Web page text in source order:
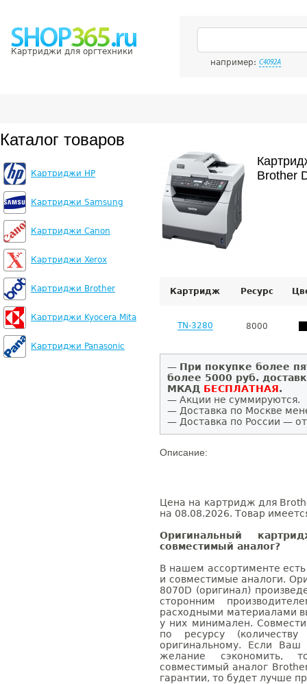
Картриджи для оргтехники
например: C4092A
Каталог товаров
Картриджи HP
Картриджи Samsung
Картриджи Canon
Картриджи Xerox
Картриджи Brother
Картриджи Kyocera Mita
Картриджи Panasonic
Brother
Картридж Ресурс
TN-3280 8000
— При покупке более
более 5000 руб.
МКАД БЕСПЛАТНАЯ.
— Акции не суммируются.
— Доставка по Москве
— Доставка по России —
Описание:
Цена на картридж для
на 08.08.2026. Товар
Оригинальный
совместимый аналог?
В нашем ассортименте
и совместимые аналоги.
8070D (оригинал)
сторонним
расходными материалами
у них минимален.
по ресурсу
оригинальному. Если
желание сэкономить,
совместимый аналог
гарантии, то будет лучше